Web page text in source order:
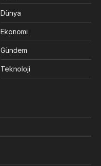
Dünya
Ekonomi
Gündem
Teknoloji